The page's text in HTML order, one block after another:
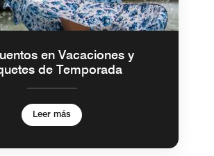
en Vacaciones y
de Temporada
Leer más